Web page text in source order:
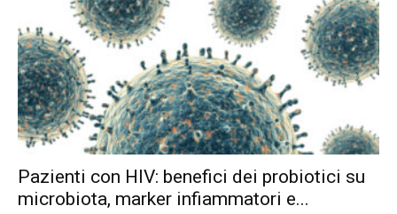
Pazienti con HIV: benefici dei probiotici su
microbiota, marker infiammatori e...